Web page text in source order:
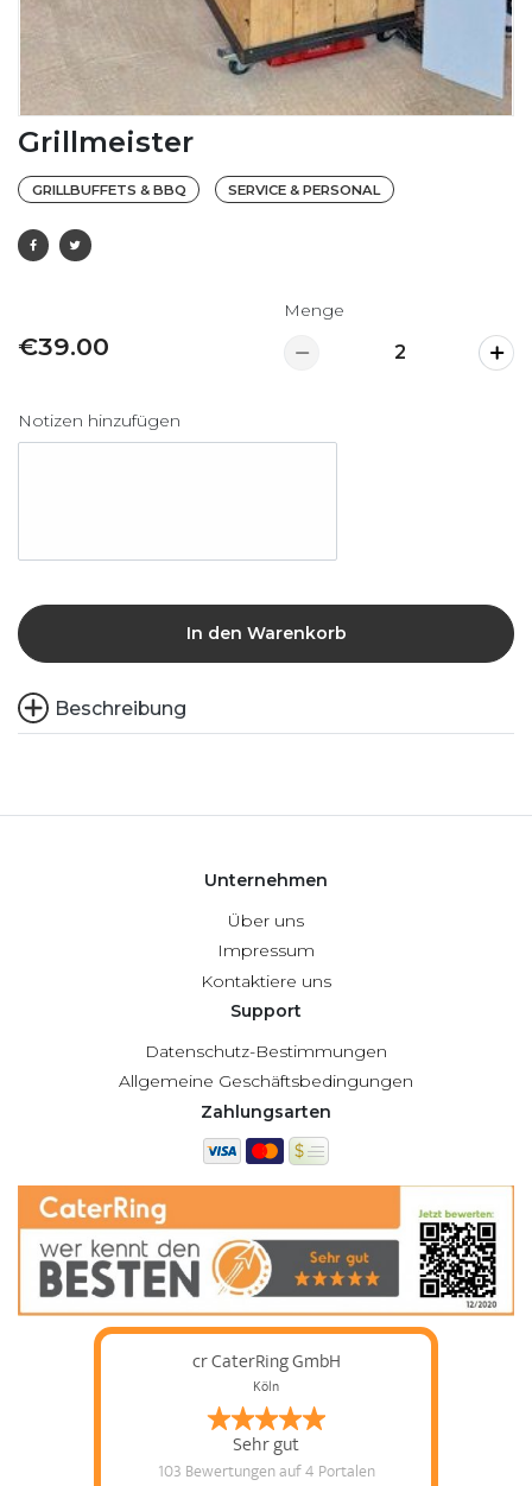
Grillmeister
GRILLBUFFETS & BBQ SERVICE & PERSONAL
€39.00
Menge
Notizen hinzufügen
In den Warenkorb
Beschreibung
Unternehmen
Über uns
Impressum
Kontaktiere uns
Support
Datenschutz-Bestimmungen
Allgemeine Geschäftsbedingungen
Zahlungsarten
cr CaterRing GmbH
Köln
Sehr gut
103 Bewertungenauf 4 Portalen